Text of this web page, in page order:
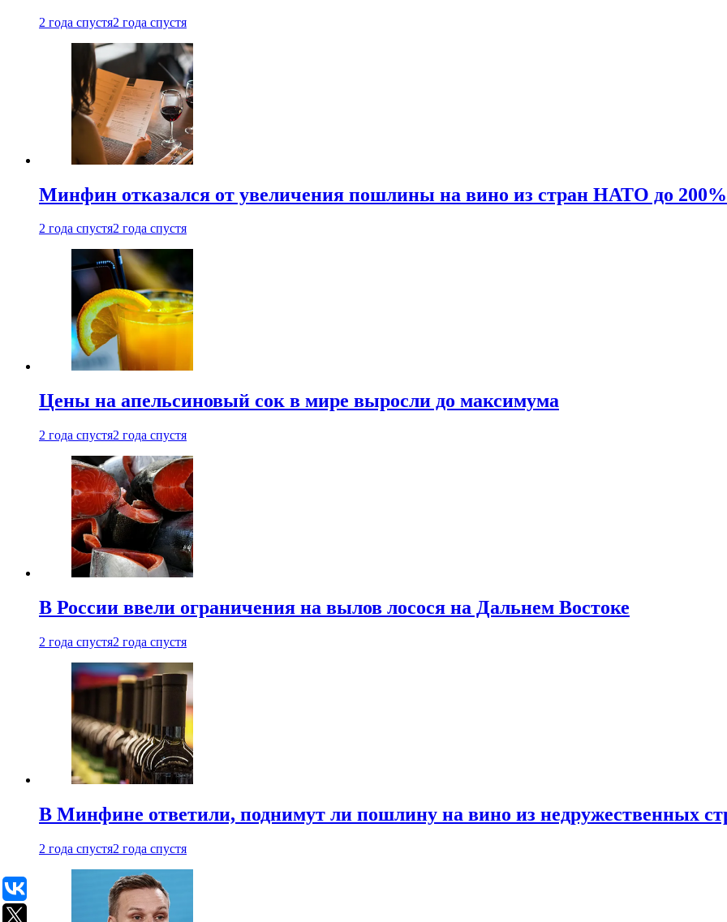
2 года спустя2 года спустя
Минфин отказался от увеличения пошлины на вино из стран НАТО до 200%
2 года спустя2 года спустя
Цены на апельсиновый сок в мире выросли до максимума
2 года спустя2 года спустя
В России ввели ограничения на вылов лосося на Дальнем Востоке
2 года спустя2 года спустя
В Минфине ответили, поднимут ли пошлину на вино из недружественных
2 года спустя2 года спустя